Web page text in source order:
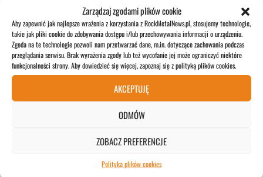
Zarządzaj zgodami plików cookie
Aby zapewnić jak najlepsze wrażenia z korzystania z RockMetalNews.pl, stosujemy technologie,
takie jak pliki cookie do zdobywania dostępu i/lub przechowywania informacji o urządzeniu.
Zgoda na te technologie pozwoli nam przetwarzać dane, m.in. dotyczące zachowania podczas
przeglądania serwisu. Brak wyrażenia zgody lub też wycofanie jej może ograniczyć niektóre
funkcjonalności strony. Aby dowiedzieć się więcej, zapoznaj się z polityką plików cookies.
AKCEPTUJĘ
ODMÓW
ZOBACZ PREFERENCJE
Polityka plików cookies
PRODUKCJA I DYSTRYBUCJA
MATERIAŁÓW VIDEO